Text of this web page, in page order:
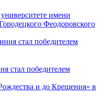
имени
Феодоровского
стал победителем